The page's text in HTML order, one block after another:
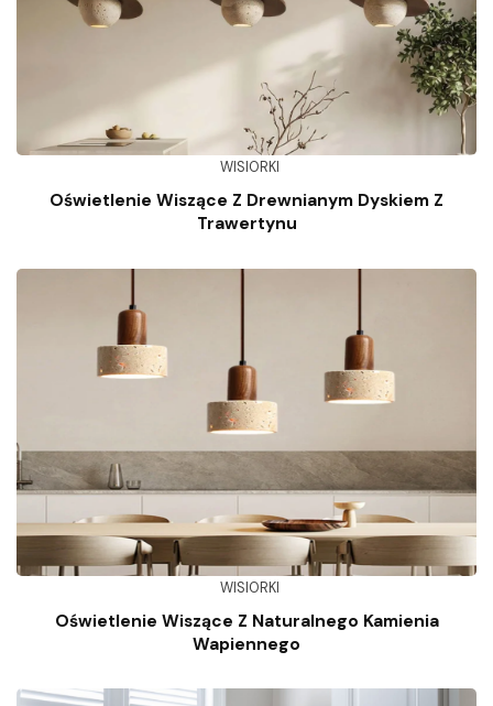
WISIORKI
Oświetlenie Wiszące Z Drewnianym Dyskiem Z
Trawertynu
WISIORKI
Oświetlenie Wiszące Z Naturalnego Kamienia
Wapiennego